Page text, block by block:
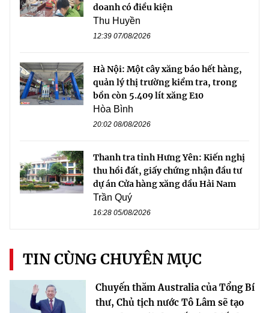
doanh có điều kiện
Thu Huyền
12:39 07/08/2026
Hà Nội: Một cây xăng báo hết hàng,
quản lý thị trường kiểm tra, trong
bồn còn 5.409 lít xăng E10
Hòa Bình
20:02 08/08/2026
Thanh tra tỉnh Hưng Yên: Kiến nghị
thu hồi đất, giấy chứng nhận đầu tư
dự án Cửa hàng xăng dầu Hải Nam
Trần Quý
16:28 05/08/2026
TIN CÙNG CHUYÊN MỤC
Chuyến thăm Australia của Tổng Bí
thư, Chủ tịch nước Tô Lâm sẽ tạo